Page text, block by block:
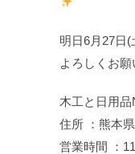
明日6月27日(
よろしくお願
木工と日用
住所 ：熊本
営業時間 ：